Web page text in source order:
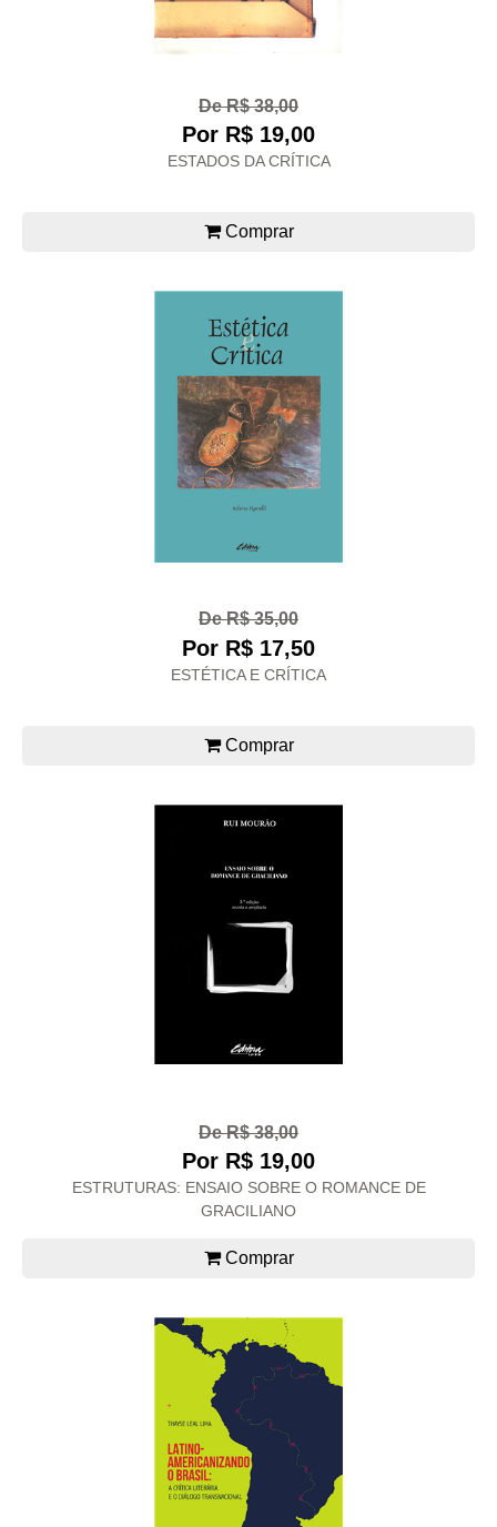
De R$ 38,00
Por R$ 19,00
ESTADOS DA CRÍTICA
Comprar
De R$ 35,00
Por R$ 17,50
ESTÉTICA E CRÍTICA
Comprar
De R$ 38,00
Por R$ 19,00
ESTRUTURAS: ENSAIO SOBRE O ROMANCE DE
GRACILIANO
Comprar